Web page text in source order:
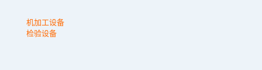
机加工设备
检验设备